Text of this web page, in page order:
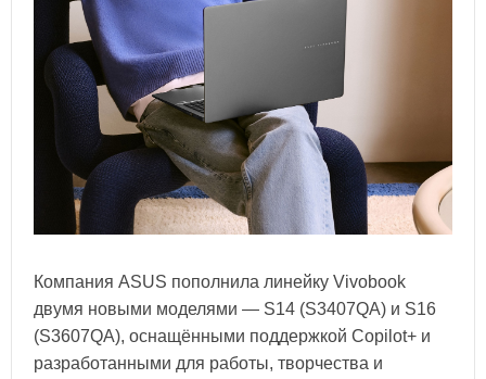
Компания ASUS пополнила линейку Vivobook
двумя новыми моделями — S14 (S3407QA) и S16
(S3607QA), оснащёнными поддержкой Copilot+ и
разработанными для работы, творчества и